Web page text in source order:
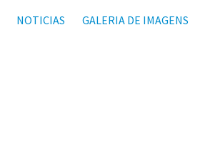
NOTICIAS GALERIA DE IMAGENS